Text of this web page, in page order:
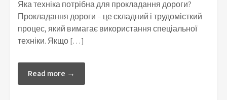
Яка техніка потрібна для прокладання дороги?
Прокладання дороги – це складний і трудомісткий
процес, який вимагає використання спеціальної
техніки. Якщо […]
Read more →